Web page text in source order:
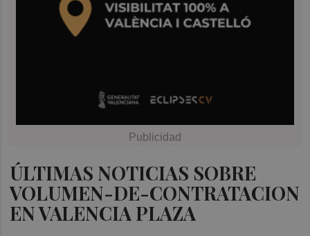
ÚLTIMAS NOTICIAS SOBRE
VOLUMEN-DE-CONTRATACION
EN VALENCIA PLAZA